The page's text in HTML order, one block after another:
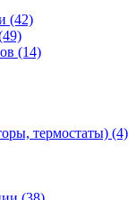
(42)
(14)
термостаты) (4)